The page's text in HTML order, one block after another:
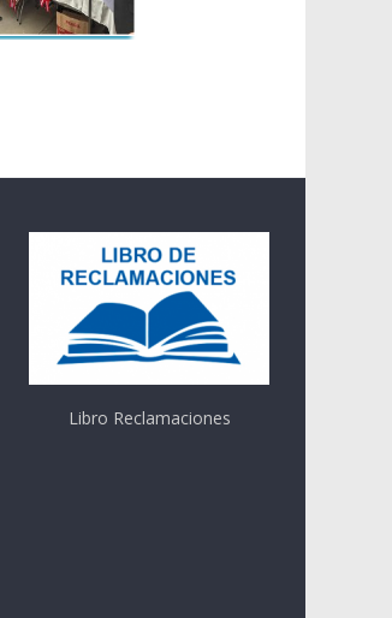
Libro Reclamaciones